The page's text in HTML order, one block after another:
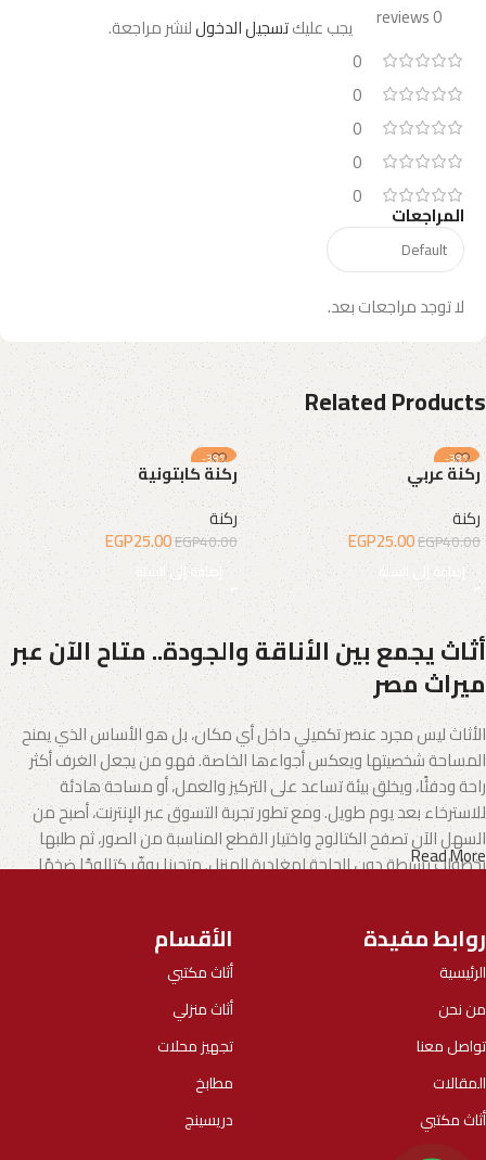
0 reviews
0
0
0
0
0
المراجعات
لا توجد مراجعات بعد.
يجب عليكتسجيل الدخوللنشر مراجعة.
Related Products
-38%
ركنة عربي
ركنة
EGP40.00
EGP25.00
إضافة إلى السلة
-38%
ركنة كابتونية
ركنة
EGP40.00
EGP25.00
إضافة إلى السلة
أثاث يجمع بين الأناقة والجودة.. متاح الآن عبر
ميراث مصر
الأثاث ليس مجرد عنصر تكميلي داخل أي مكان، بل هو الأساس الذي يمنح
المساحة شخصيتها ويعكس أجواءها الخاصة. فهو من يجعل الغرف أكثر
راحة ودفئًا، ويخلق بيئة تساعد على التركيز والعمل، أو مساحة هادئة
للاسترخاء بعد يوم طويل. ومع تطور تجربة التسوق عبر الإنترنت، أصبح من
السهل الآن تصفح الكتالوج واختيار القطع المناسبة من الصور، ثم طلبها
بخطوات بسيطة دون الحاجة لمغادرة المنزل. متجرنا يوفّر كتالوجًا ضخمًا
الأثاث.. فن يجمع بين الإبداع والجودة
تطورت صناعة الأثاث لتصبح مزيجًا من الفن والوظيفة، حيث يقدم المصنّعون
اليوم خيارات تلبي جميع الأذواق، بدءًا من الموديلات العملية الجاهزة وحتى
التصاميم الفريدة التي تحمل بصمة الحرفيين المبدعين.
نحن فيميراث مصر
اخترنا بعناية مجموعة من أفضل الموديلات التي توازن
Read More
روابط مفيدة
الرئيسية
من نحن
تواصل معنا
المقالات
أثاث مكتبي
الأقسام
أثاث مكتبي
أثاث منزلي
تجهيز محلات
مطابخ
دريسينج